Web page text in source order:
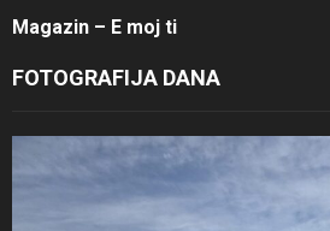
Magazin – E moj ti
FOTOGRAFIJA DANA